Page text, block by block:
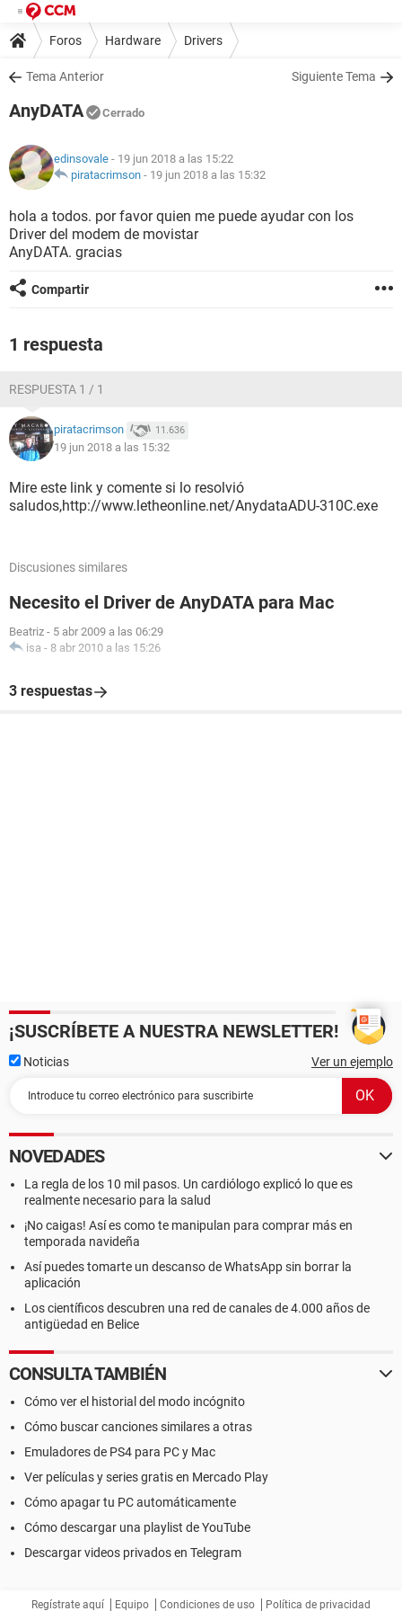
Foros Hardware Drivers
Tema Anterior Siguiente Tema
AnyDATA Cerrado
edinsovale - 19 jun 2018 a las 15:22
piratacrimson - 19 jun 2018 a las 15:32
hola a todos. por favor quien me puede ayudar con los
Driver del modem de movistar
AnyDATA. gracias
Compartir
1 respuesta
RESPUESTA 1 / 1
piratacrimson 11.636
19 jun 2018 a las 15:32
Mire este link y comente si lo resolvió
saludos,http://www.letheonline.net/AnydataADU-310C.exe
Discusiones similares
Necesito el Driver de AnyDATA para Mac
Beatriz - 5 abr 2009 a las 06:29
isa - 8 abr 2010 a las 15:26
3 respuestas
¡SUSCRÍBETE A NUESTRA NEWSLETTER!
Noticias Ver un ejemplo
NOVEDADES
La regla de los 10 mil pasos. Un cardiólogo explicó lo que es
realmente necesario para la salud
¡No caigas! Así es como te manipulan para comprar más en
temporada navideña
Así puedes tomarte un descanso de WhatsApp sin borrar la
aplicación
Los científicos descubren una red de canales de 4.000 años de
antigüedad en Belice
CONSULTA TAMBIÉN
Cómo ver el historial del modo incógnito
Cómo buscar canciones similares a otras
Emuladores de PS4 para PC y Mac
Ver películas y series gratis en Mercado Play
Cómo apagar tu PC automáticamente
Cómo descargar una playlist de YouTube
Descargar videos privados en Telegram
Regístrate aquí Equipo Condiciones de uso Política de privacidad